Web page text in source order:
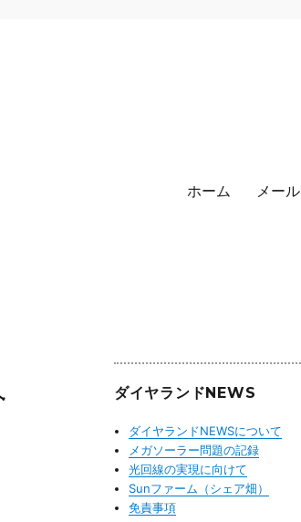
ホーム メール
ダイヤランドNEWS
ダイヤランドNEWSについて
メガソーラー問題の記録
光回線の実現に向けて
Sunファーム（シェア畑）
免責事項